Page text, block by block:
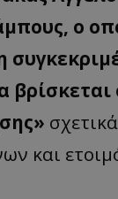
ο
βρίσκεται
και